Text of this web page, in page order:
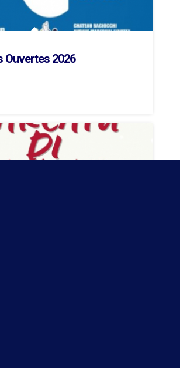
Ouvertes 2026